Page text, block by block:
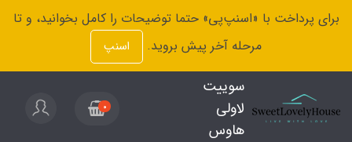
برای پرداخت با «اسنپ‌پی» حتما توضیحات را کامل بخوانید، و تا
مرحله آخر پیش بروید.
اسنپ
سوییت
لاولی
هاوس
0